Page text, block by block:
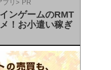
プリ > PR
ンゲームのRMT
！お小遣い稼ぎ